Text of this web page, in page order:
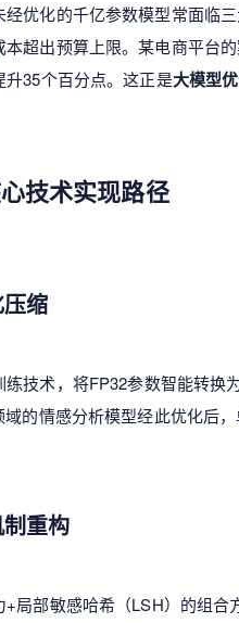
经优化的千亿参数模型常面临
本超出预算上限。某电商平台
升35个百分点。这正是大模型
技术实现路径
缩
技术，将FP32参数智能转换
的情感分析模型经此优化后
重构
局部敏感哈希（LSH）的组